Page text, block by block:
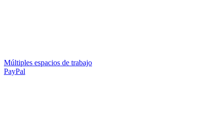
Múltiples espacios de trabajo
PayPal